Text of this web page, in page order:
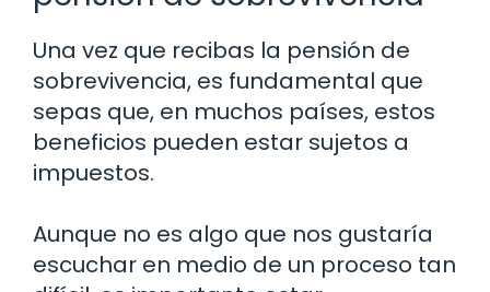
Una vez que recibas la pensión de
sobrevivencia, es fundamental que
sepas que, en muchos países, estos
beneficios pueden estar sujetos a
impuestos.
Aunque no es algo que nos gustaría
escuchar en medio de un proceso tan